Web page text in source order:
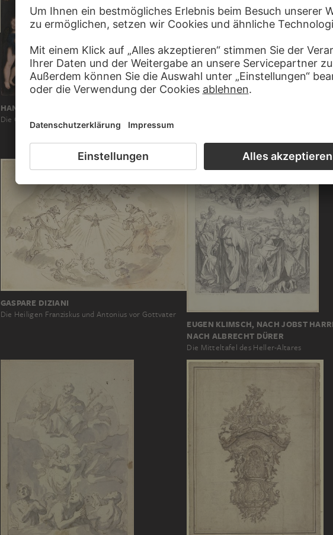
HANS BALDUNG GRIEN
Die Geburt Christi
GASPARE DIZIANI
Die Heiligen Franziskus und Antonius vor Gottvater
EUGEN KLIMSCH, NACH JOBST
NACH ALBRECHT DÜRER
Die Mitteltafel des Heller-Altares